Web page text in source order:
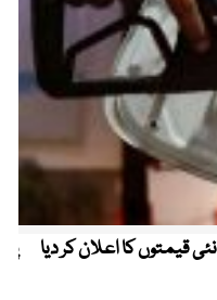
قیمتوں کا اعلان کر دیا